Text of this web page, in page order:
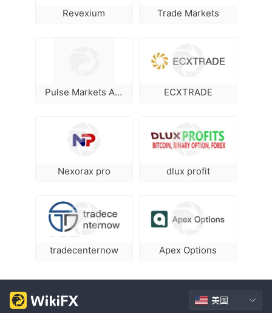
Revexium Trade Markets
Pulse Markets Algorithm ECXTRADE
Nexorax pro dlux profit
tradecenternow Apex Options
美国